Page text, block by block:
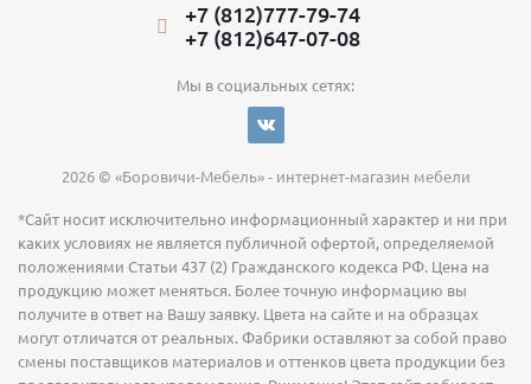
+7 (812)777-79-74
+7 (812)647-07-08
Мы в социальных сетях:
2026 © «Боровичи-Мебель» - интернет-магазин мебели
*Сайт носит исключительно информационный характер и ни при
каких условиях не является публичной офертой, определяемой
положениями Статьи 437 (2) Гражданского кодекса РФ. Цена на
продукцию может меняться. Более точную информацию вы
получите в ответ на Вашу заявку. Цвета на сайте и на образцах
могут отличатся от реальных. Фабрики оставляют за собой право
смены поставщиков материалов и оттенков цвета продукции без